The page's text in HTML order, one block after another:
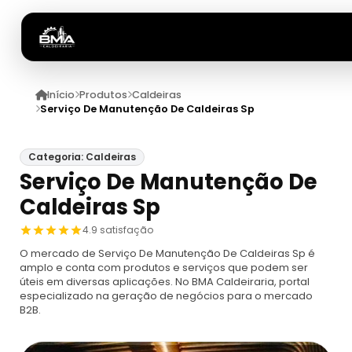
Início
Produtos
Caldeiras
Automação De Caldeiras
Caldeira De Recuperação
Caldeira De Recuperação Celulose
Inspecao Feitas Em Caldeiras
Cotação Inspeção De Caldeiras
Cotar Inspeção De Caldeiras
Montagem De Caldeira
Empresa De Montagem De Caldeiras A Gás
Caldeiras A Vapor
Início Produtos Caldeiras
Serviço De Manutenção De Caldeiras Sp
Categoria: Caldeiras
Serviço De Manutenção De
Caldeiras Sp
4.9 satisfação
O mercado de Serviço De Manutenção De Caldeiras Sp é
amplo e conta com produtos e serviços que podem ser
úteis em diversas aplicações. No BMA Caldeiraria, portal
especializado na geração de negócios para o mercado
B2B.